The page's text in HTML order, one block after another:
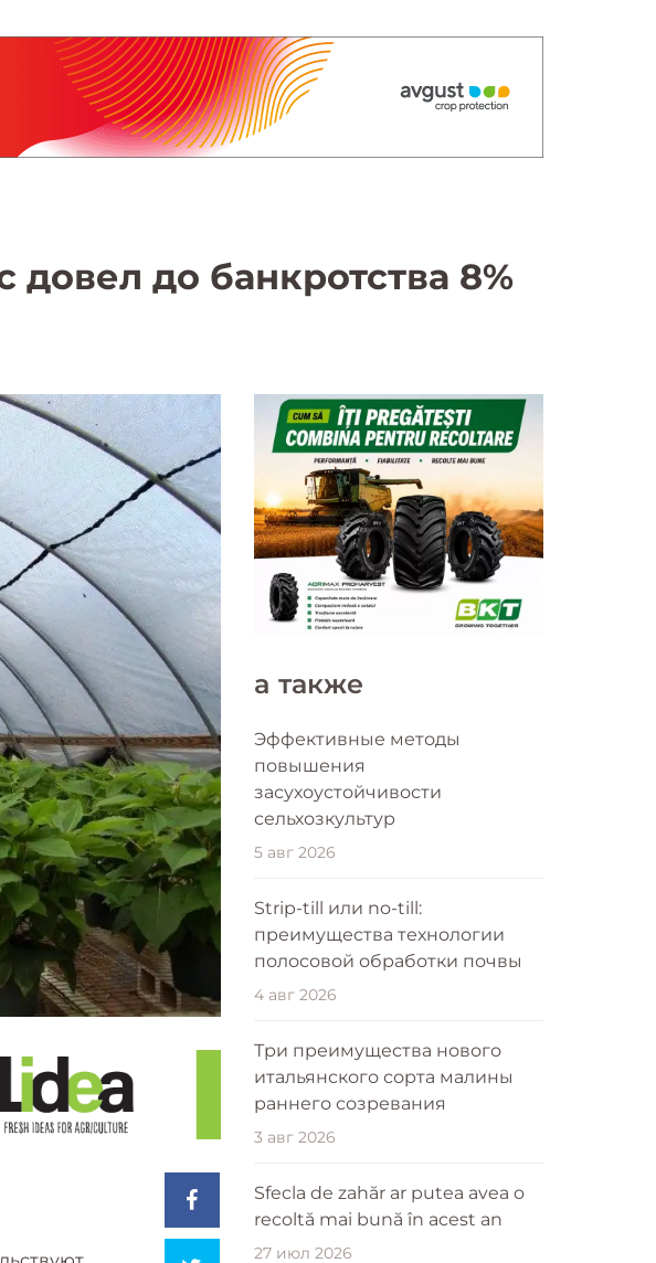
до банкротства 8%
a также
Эффективные методы
повышения
засухоустойчивости
сельхозкультур
5 авг 2026
Strip-till или no-till:
преимущества технологии
полосовой обработки почвы
4 авг 2026
Три преимущества нового
итальянского сорта малины
раннего созревания
3 авг 2026
Sfecla de zahăr ar putea avea o
recoltă mai bună în acest an
27 июл 2026